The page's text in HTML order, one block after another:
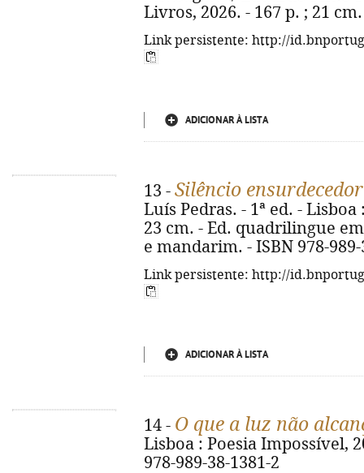
Livros, 2026. - 167 p. ; 21
Link persistente: http://
ADICIONAR À LISTA
13 - Silêncio ensurdecedor
Luís Pedras. - 1ª ed. -
23 cm. - Ed. quadrilingue
e mandarim. - ISBN 978-989-
Link persistente: http://
ADICIONAR À LISTA
14 - O que a luz não
Lisboa : Poesia Impossível,
978-989-38-1381-2